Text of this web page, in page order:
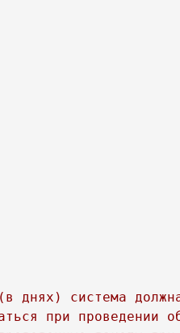
система должна
при проведении